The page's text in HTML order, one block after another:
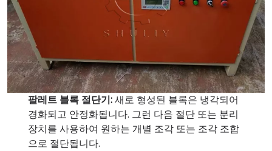
팔레트 블록 절단기:새로 형성된 블록은 냉각되어
경화되고 안정화됩니다. 그런 다음 절단 또는 분리
장치를 사용하여 원하는 개별 조각 또는 조각 조합
으로 절단됩니다.